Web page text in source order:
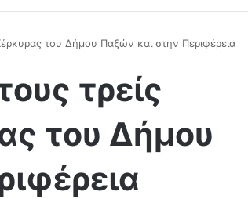
του Δήμου Παξών και στην Περιφέρεια
τρείς
του Δήμου